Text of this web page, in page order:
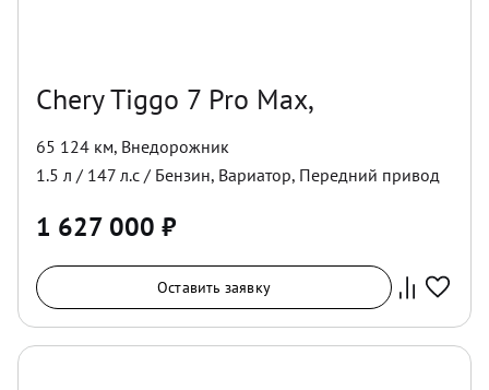
Chery Tiggo 7 Pro Max,
65 124 км, Внедорожник
1.5 л / 147 л.с / Бензин, Вариатор, Передний привод
1 627 000 ₽
Оставить заявку